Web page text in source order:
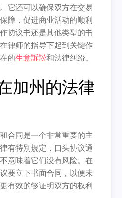
它还可以确保双方在交易
障，促进商业活动的顺利
协议书还是其他类型的书
律师的指导下起到关键作
的生意訴訟和法律纠纷。
加州的法律
合同是一个非常重要的主
有特別規定，口头协议通
意味着它们没有风险。在
要立下书面合同，以便未
有效的够证明双方的权利